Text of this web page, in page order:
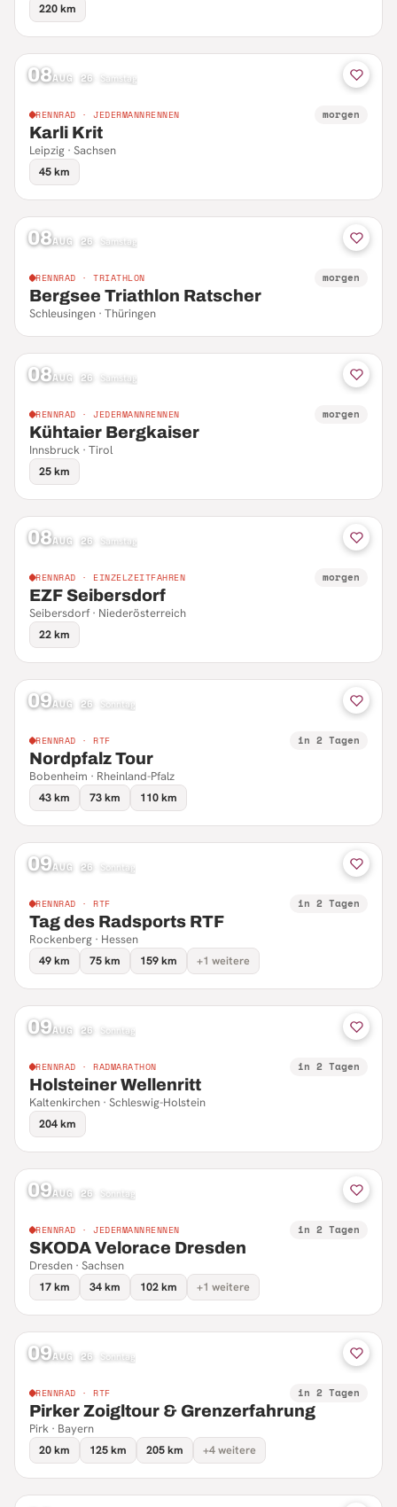
220 km
08AUG 26 Samstag
RENNRAD · JEDERMANNRENNEN morgen
Karli Krit
Leipzig · Sachsen
45 km
08AUG 26 Samstag
RENNRAD · TRIATHLON morgen
Bergsee Triathlon Ratscher
Schleusingen · Thüringen
08AUG 26 Samstag
RENNRAD · JEDERMANNRENNEN morgen
Kühtaier Bergkaiser
Innsbruck · Tirol
25 km
08AUG 26 Samstag
RENNRAD · EINZELZEITFAHREN morgen
EZF Seibersdorf
Seibersdorf · Niederösterreich
22 km
09AUG 26 Sonntag
RENNRAD · RTF in 2 Tagen
Nordpfalz Tour
Bobenheim · Rheinland-Pfalz
43 km
73 km 110 km
09AUG 26 Sonntag
RENNRAD · RTF in 2 Tagen
Tag des Radsports RTF
Rockenberg · Hessen
49 km
75 km 159 km +1 weitere
09AUG 26 Sonntag
RENNRAD · RADMARATHON in 2 Tagen
Holsteiner Wellenritt
Kaltenkirchen · Schleswig-Holstein
204 km
09AUG 26 Sonntag
RENNRAD · JEDERMANNRENNEN in 2 Tagen
SKODA Velorace Dresden
Dresden · Sachsen
17 km
34 km 102 km +1 weitere
09AUG 26 Sonntag
RENNRAD · RTF in 2 Tagen
Pirker Zoigltour & Grenzerfahrung
Pirk · Bayern
20 km
125 km 205 km +4 weitere